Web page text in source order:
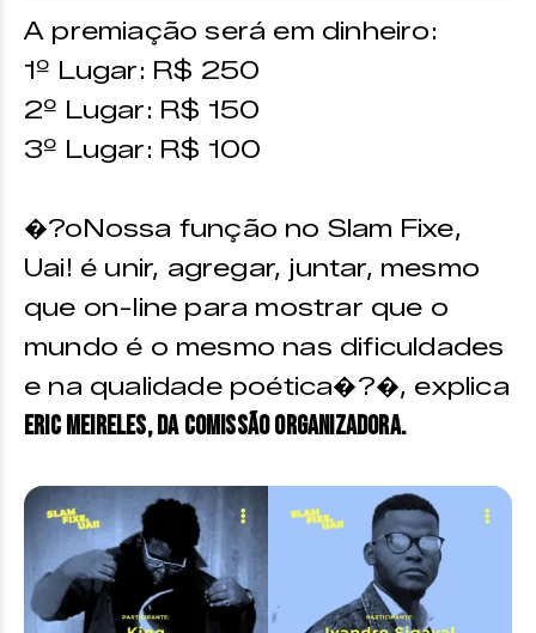
A premiação será em dinheiro:
1º Lugar: R$ 250
2º Lugar: R$ 150
3º Lugar: R$ 100
�?oNossa função no Slam Fixe,
Uai! é unir, agregar, juntar, mesmo
que on-line para mostrar que o
mundo é o mesmo nas dificuldades
e na qualidade poética�?�, explica
Eric Meireles, da comissão organizadora.